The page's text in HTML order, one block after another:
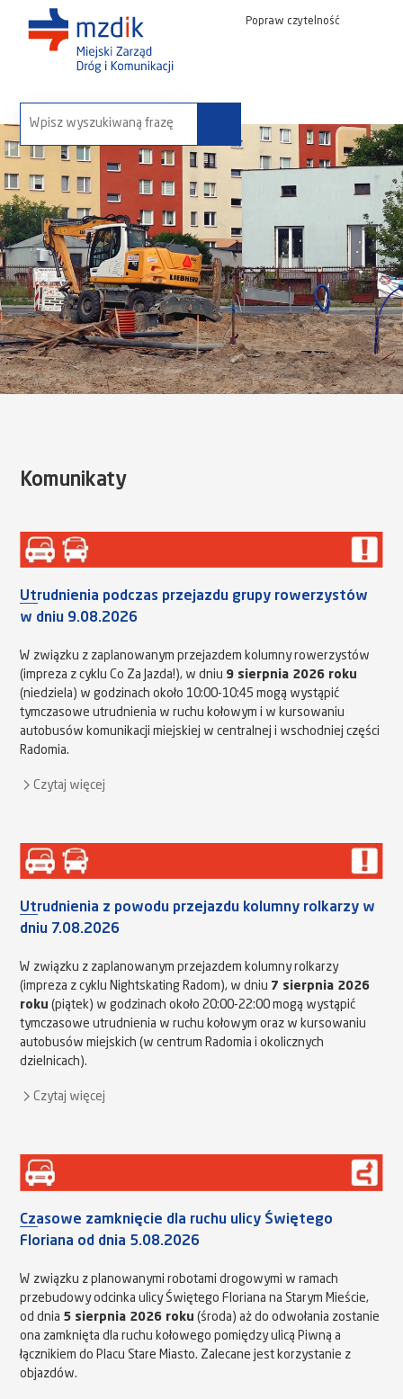
Popraw czytelność
wyszukaj na stronie:
Komunikaty
Utrudnienia podczas przejazdu grupy rowerzystów
w dniu 9.08.2026
W związku z zaplanowanym przejazdem kolumny rowerzystów
(impreza z cyklu Co Za Jazda!), w dniu 9 sierpnia 2026 roku
(niedziela) w godzinach około 10:00-10:45 mogą wystąpić
tymczasowe utrudnienia w ruchu kołowym i w kursowaniu
autobusów komunikacji miejskiej w centralnej i wschodniej części
Radomia.
Czytaj więcej
Utrudnienia z powodu przejazdu kolumny rolkarzy w
dniu 7.08.2026
W związku z zaplanowanym przejazdem kolumny rolkarzy
(impreza z cyklu Nightskating Radom), w dniu 7 sierpnia 2026
roku (piątek) w godzinach około 20:00-22:00 mogą wystąpić
tymczasowe utrudnienia w ruchu kołowym oraz w kursowaniu
autobusów miejskich (w centrum Radomia i okolicznych
dzielnicach).
Czytaj więcej
Czasowe zamknięcie dla ruchu ulicy Świętego
Floriana od dnia 5.08.2026
W związku z planowanymi robotami drogowymi w ramach
przebudowy odcinka ulicy Świętego Floriana na Starym Mieście,
od dnia 5 sierpnia 2026 roku (środa) aż do odwołania zostanie
ona zamknięta dla ruchu kołowego pomiędzy ulicą Piwną a
łącznikiem do Placu Stare Miasto. Zalecane jest korzystanie z
objazdów.